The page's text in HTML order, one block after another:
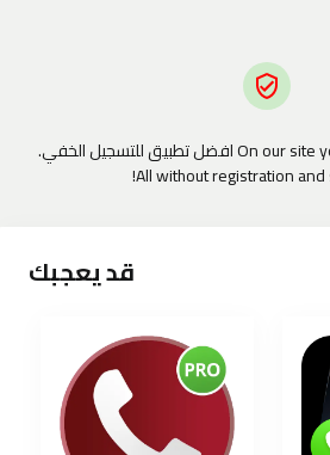
On our site you can easily download افضل تطبيق للتسجيل الخفي.
All without registration and
قد يعجبك